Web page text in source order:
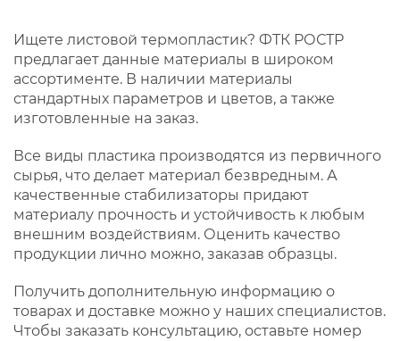
Ищете листовой термопластик? ФТК РОСТР
предлагает данные материалы в широком
ассортименте. В наличии материалы
стандартных параметров и цветов, а также
изготовленные на заказ.
Все виды пластика производятся из первичного
сырья, что делает материал безвредным. А
качественные стабилизаторы придают
материалу прочность и устойчивость к любым
внешним воздействиям. Оценить качество
продукции лично можно, заказав образцы.
Получить дополнительную информацию о
товарах и доставке можно у наших специалистов.
Чтобы заказать консультацию, оставьте номер